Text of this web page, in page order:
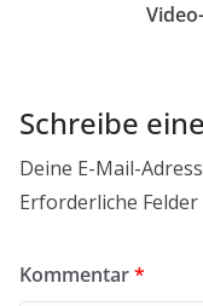
Schreibe
Deine E-Mail-
Erforderliche
Kommentar*